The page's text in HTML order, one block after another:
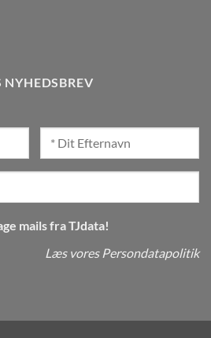
mails fra TJdata!
Læs vores Persondatapolitik